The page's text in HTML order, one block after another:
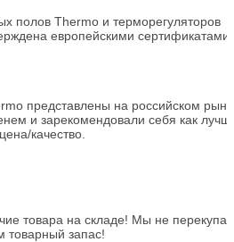
полов Thermo и терморегуляторов
европейскими сертификатами
представлены на российском
и зарекомендовали себя как
качество.
товара на складе! Мы не
товарный запас!